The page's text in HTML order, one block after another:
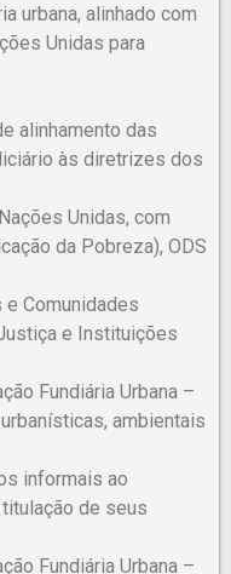
urbana, alinhado com
Unidas para
alinhamento das
às diretrizes dos
Unidas, com
da Pobreza), ODS
e Comunidades
e Instituições
Fundiária Urbana –
ambientais
informais ao
de seus
Fundiária Urbana –